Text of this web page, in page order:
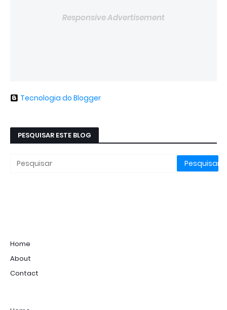
Responsive Advertisement
Tecnologia do Blogger
PESQUISAR ESTE BLOG
Home
About
Contact